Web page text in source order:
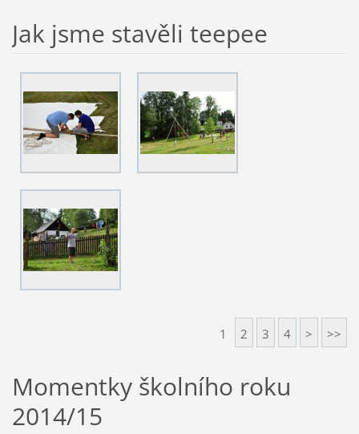
Jak jsme stavěli teepee
1 2 3 4 > >>
Momentky školního roku
2014/15